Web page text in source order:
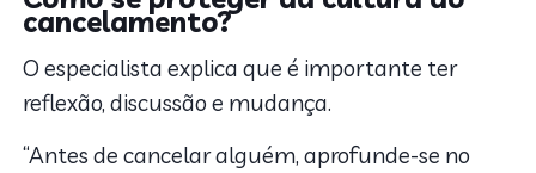
cancelamento?
O especialista explica que é importante ter
reflexão, discussão e mudança.
“Antes de cancelar alguém, aprofunde-se no